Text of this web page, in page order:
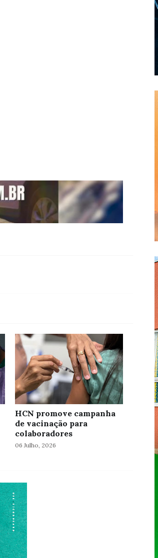
HCN promove campanha
de vacinação para
colaboradores
06 Julho, 2026